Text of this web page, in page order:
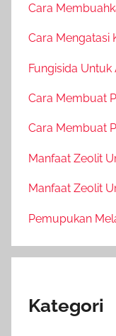
Cara
Cara Mengatasi
Fungisida
Cara Membuat
Cara Membuat
Manfaat Zeolit
Manfaat Zeolit
Pemupukan
Kategori